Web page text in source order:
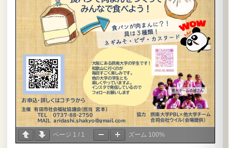
ページ 1 / 1 ズーム 100%